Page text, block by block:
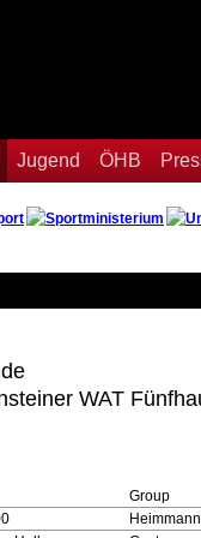
Jugend ÖHB
WAT
Group